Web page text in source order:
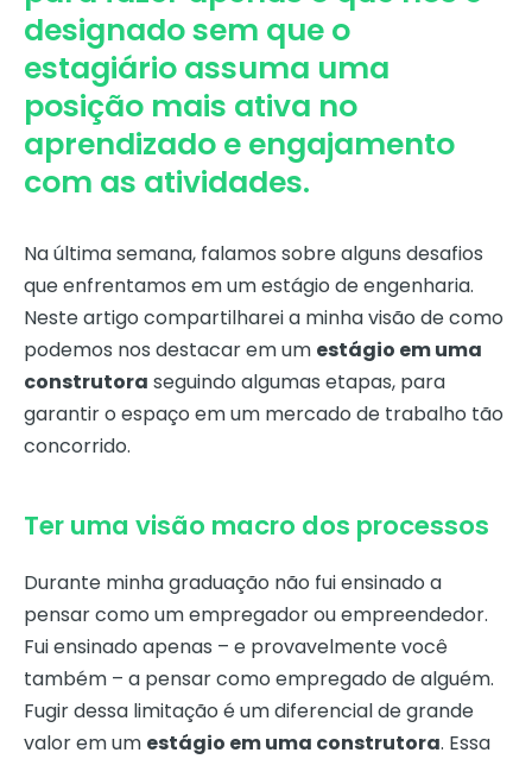
designado sem que o
estagiário assuma uma
posição mais ativa no
aprendizado e engajamento
com as atividades.
Na última semana, falamos sobre alguns desafios
que enfrentamos em um estágio de engenharia.
Neste artigo compartilharei a minha visão de como
podemos nos destacar em um estágio em uma
construtora seguindo algumas etapas, para
garantir o espaço em um mercado de trabalho tão
concorrido.
Ter uma visão macro dos processos
Durante minha graduação não fui ensinado a
pensar como um empregador ou empreendedor.
Fui ensinado apenas – e provavelmente você
também – a pensar como empregado de alguém.
Fugir dessa limitação é um diferencial de grande
valor em um estágio em uma construtora. Essa